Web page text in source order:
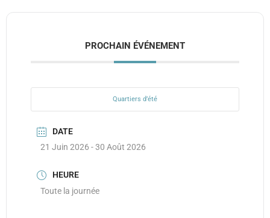
PROCHAIN ÉVÉNEMENT
Quartiers d’été
DATE
21 Juin 2026 - 30 Août 2026
HEURE
Toute la journée